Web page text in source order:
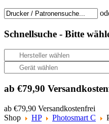
Schnellsuche - Bitte
ab €79,90
ab €79,90 Versandkostenfrei
Shop
HP Photosmart C